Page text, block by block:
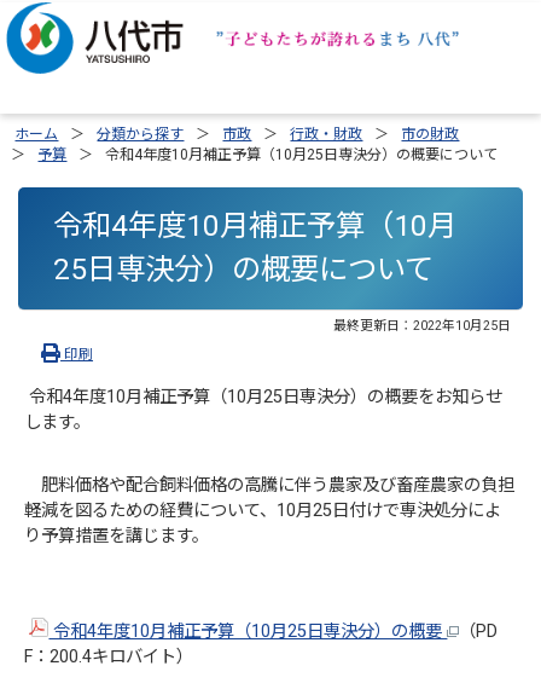
ホーム 分類から探す 市政 行政・財政
市の財政
予算
令和4年度10月補正予算（10月25日専決分）の概要について
令和4年度10月補正予算（10月
25日専決分）の概要について
最終更新日： 2022年10月25日
印刷
令和4年度10月補正予算（10月25日専決分）の概要をお知らせ
します。
肥料価格や配合飼料価格の高騰に伴う農家及び畜産農家の負担
軽減を図るための経費について、10月25日付けで専決処分によ
り予算措置を講じます。
令和4年度10月補正予算（10月25日専決分）の概要
（PD
F：200.4キロバイト）